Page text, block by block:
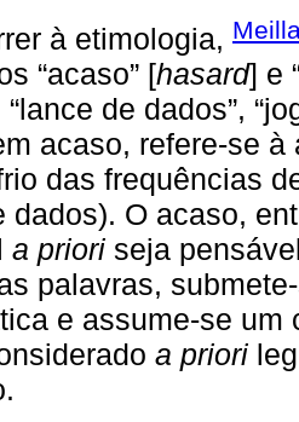
à etimologia,
“acaso” [hasard] e
“lance de dados”,
acaso, refere-se
das frequências
dados). O acaso,
a priori seja
palavras,
e assume-se
a priori